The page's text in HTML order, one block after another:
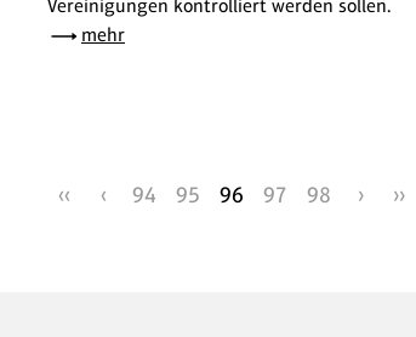
Vereinigungen kontrolliert werden sollen.
mehr
‹‹ ‹ 94 95 96 97 98 › ››